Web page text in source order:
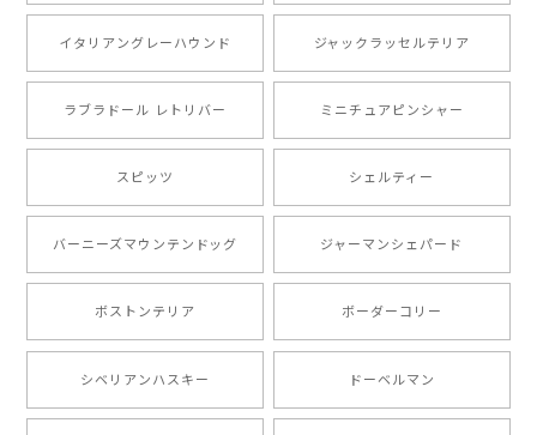
注文受領連絡が無かったのでハラハラしましたが… 可
愛い商品が届きました！大満足です♪
【 自然に囲まれた ポメラニアン 】マグカップ 犬 ペット うちの子 犬グッズ ギフト プレゼント 母の日
りまして、元気な時の顔がそっくりだったので、注文し
ました。ありがとうございました。
2024/05/22
イタリアングレーハウンド ジャックラッセルテリア
ラブラドール レトリバー ミニチュアピンシャー
スピッツ シェルティー
バーニーズマウンテンドッグ ジャーマンシェパード
ボストンテリア ボーダーコリー
シベリアンハスキー ドーベルマン